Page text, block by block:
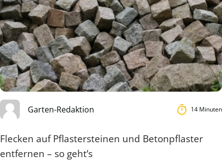
Garten-Redaktion 14 Minuten
Flecken auf Pflastersteinen und Betonpflaster
entfernen – so geht’s